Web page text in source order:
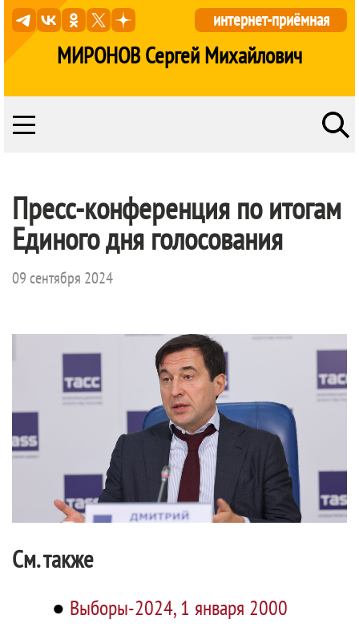
МИРОНОВ Сергей Михайлович
интернет-приёмная
Пресс-конференция по итогам
Единого дня голосования
09 сентября 2024
См. также
● Выборы-2024, 1 января 2000